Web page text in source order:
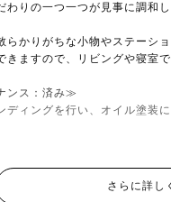
わりの一つ一つが見事に調和
らかりがちな小物やステーシ
きますので、リビングや寝室で
ンス：済み≫
ディングを行い、オイル塗装に
さらに詳し